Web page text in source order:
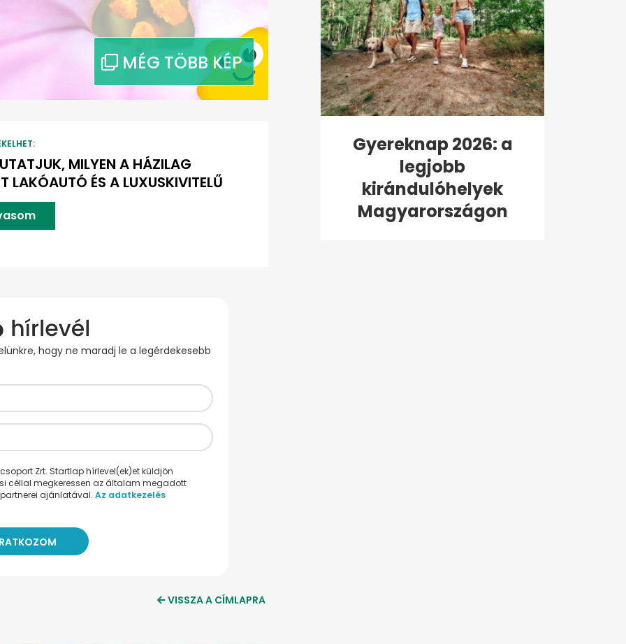
MILYEN A HÁZILAG
LAKÓAUTÓ ÉS A LUXUSKIVITELŰ
hogy ne maradj le a legérdekesebb
Zrt. Startlap hírlevel(ek)et küldjön
céllal megkeressen az általam megadott
ajánlatával. Az adatkezelés
VISSZA A CÍMLAPRA
Gyereknap 2026: a
legjobb
kirándulóhelyek
Magyarországon